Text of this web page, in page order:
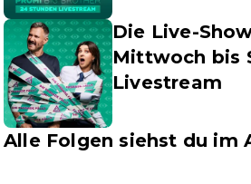
Die Live-
Mittwoch bis
Livestream
Alle Folgen siehst du im